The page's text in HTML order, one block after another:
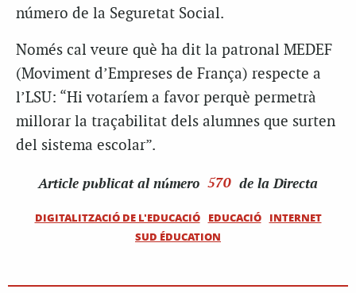
número de la Seguretat Social.
Només cal veure què ha dit la patronal MEDEF
(Moviment d’Empreses de França) respecte a
l’LSU: “Hi votaríem a favor perquè permetrà
millorar la traçabilitat dels alumnes que surten
del sistema escolar”.
Article publicat al número 570 de la Directa
DIGITALITZACIÓ DE L'EDUCACIÓ EDUCACIÓ
INTERNET
SUD ÉDUCATION